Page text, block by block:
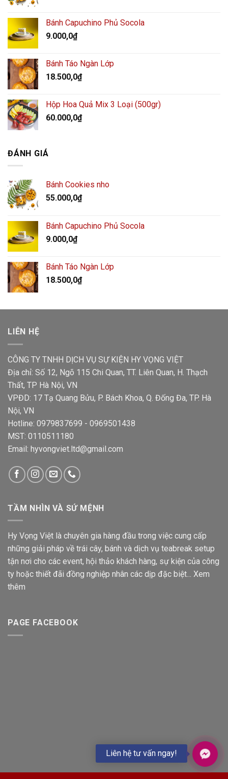
Bánh Capuchino Phủ Socola
9.000,0₫
Bánh Táo Ngàn Lớp
18.500,0₫
Hộp Hoa Quả Mix 3 Loại (500gr)
60.000,0₫
ĐÁNH GIÁ
Bánh Cookies nho
55.000,0₫
Bánh Capuchino Phủ Socola
9.000,0₫
Bánh Táo Ngàn Lớp
18.500,0₫
LIÊN HỆ
CÔNG TY TNHH DỊCH VỤ SỰ KIỆN HY VỌNG VIỆT
Địa chỉ: Số 12, Ngõ 115 Chi Quan, TT. Liên Quan, H. Thạch
Thất, TP Hà Nội, VN
VPĐD: 17 Tạ Quang Bửu, P. Bách Khoa, Q. Đống Đa, TP. Hà
Nội, VN
Hotline: 0979837699 - 0969501438
MST: 0110511180
Email: hyvongviet.ltd@gmail.com
TẦM NHÌN VÀ SỨ MỆNH
Hy Vọng Việt là chuyên gia hàng đầu trong việc cung cấp
những giải pháp về trái cây, bánh và dịch vụ teabreak setup
tận nơi cho các event, hội thảo khách hàng, sự kiện của công
ty hoặc thiết đãi đồng nghiệp nhân các dịp đặc biệt... Xem
thêm
PAGE FACEBOOK
Liên hệ tư vấn ngay!